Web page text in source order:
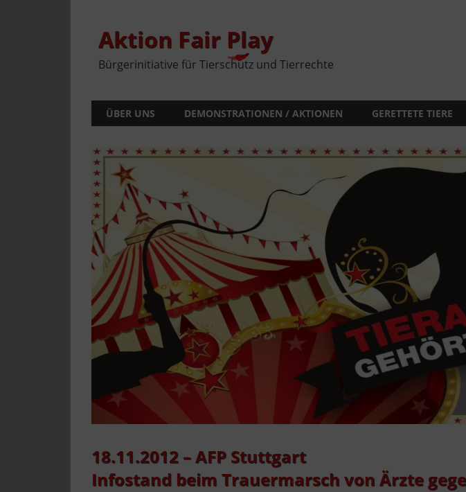
springenAktion Fair Play
Bürgerinitiative für Tierschutz und Tierrechte
ÜBER UNS DEMONSTRATIONEN / AKTIONEN GERETTETE TIERE
18.11.2012 – AFP Stuttgart
Infostand beim Trauermarsch von Ärzte